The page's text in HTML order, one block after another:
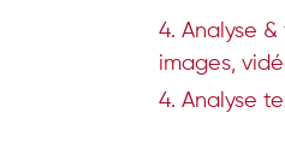
4. Analyse
images,
4. Analyse